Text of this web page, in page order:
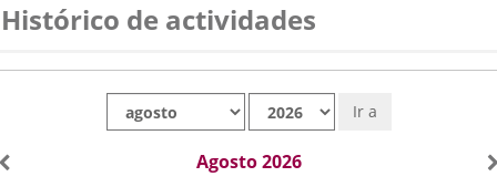
Histórico de actividades
Ir a
Agosto 2026